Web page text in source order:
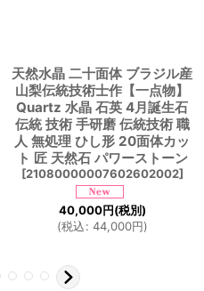
天然水晶 二十面体 ブラジル産
山梨伝統技術士作【一点物】
Quartz 水晶 石英 4月誕生石
伝統 技術 手研磨 伝統技術 職
人 無処理 ひし形 20面体カッ
ト 匠 天然石 パワーストーン
[21080000007602602002]
40,000円(税別)
(税込: 44,000円)